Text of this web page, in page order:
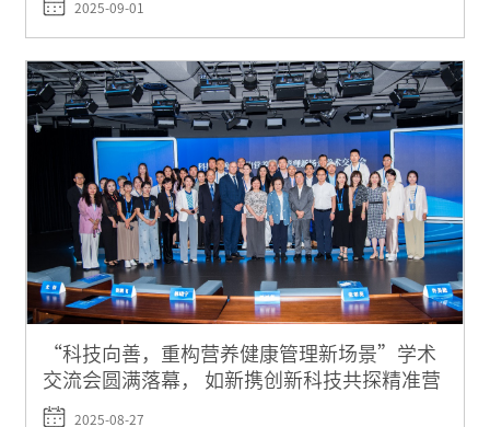
2025-09-01
“科技向善，重构营养健康管理新场景”学术
交流会圆满落幕， 如新携创新科技共探精准营
养未来
2025-08-27